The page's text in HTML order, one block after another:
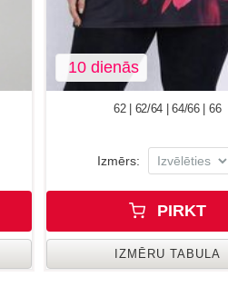
10 dienās
62 | 62/64 | 64/66 | 66
Izmērs:
PIRKT
IZMĒRU TABULA